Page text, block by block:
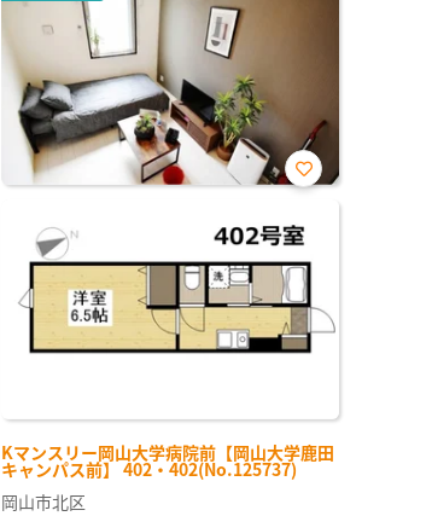
Kマンスリー岡山大学病院前【岡山大学鹿田
キャンパス前】 402・402(No.125737)
お気
り登
録
岡山市北区